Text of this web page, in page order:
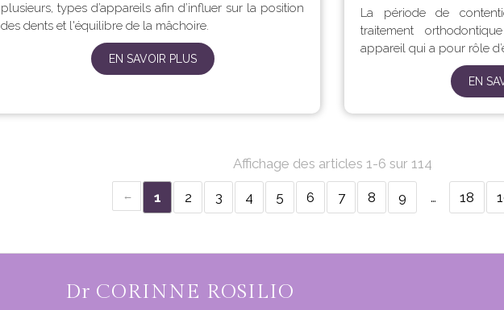
plusieurs, types d’appareils afin d’influer sur la position
des dents et l'équilibre de la mâchoire.
EN SAVOIR PLUS
La période de
traitement
appareil qui a pour rôle
EN
Affichage des articles 1-6 sur 114
1 2 3 4 5 6 7 8 9 … 18
Dr CORINNE ROSILIO